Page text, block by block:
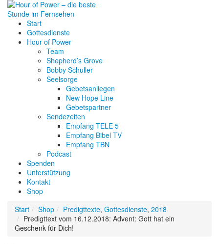
Start
Gottesdienste
Hour of Power
Team
Shepherd’s Grove
Bobby Schuller
Seelsorge
Gebetsanliegen
New Hope Line
Gebetspartner
Sendezeiten
Empfang TELE 5
Empfang Bibel TV
Empfang TBN
Podcast
Spenden
Unterstützung
Kontakt
Shop
Start
Shop Predigttexte, Gottesdienste, 2018
Predigttext vom 16.12.2018: Advent: Gott hat ein
Geschenk für Dich!